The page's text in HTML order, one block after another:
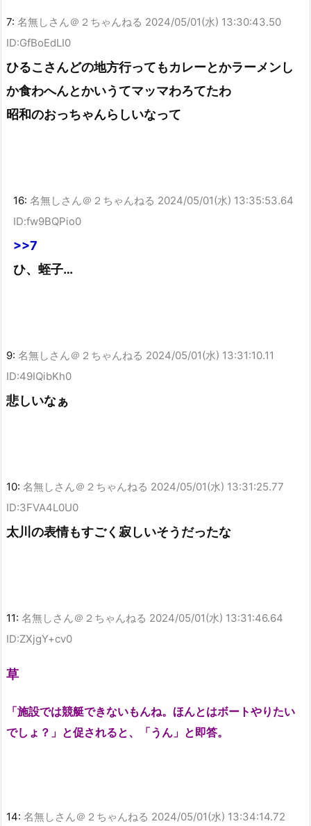
7: 名無しさん＠２ちゃんねる 2024/05/01(水) 13:30:43.50
ID:GfBoEdLI0
ひるこさんどの地方行ってもカレーとかラーメンし
か食わへんとかいうてマッマわろてたわ
昭和のおっちゃんらしいなって
16: 名無しさん＠２ちゃんねる 2024/05/01(水) 13:35:53.64
ID:fw9BQPio0
>>7
ひ、蛭子…
9: 名無しさん＠２ちゃんねる 2024/05/01(水) 13:31:10.11
ID:49IQibKh0
悲しいなぁ
10: 名無しさん＠２ちゃんねる 2024/05/01(水) 13:31:25.77
ID:3FVA4L0U0
太川の表情もすごく寂しいそうだったな
11: 名無しさん＠２ちゃんねる 2024/05/01(水) 13:31:46.64
ID:ZXjgY+cv0
草
「施設では競艇できないもんね。ほんとはボートやりたい
でしょ？」と促されると、「うん」と即答。
14: 名無しさん＠２ちゃんねる 2024/05/01(水) 13:34:14.72